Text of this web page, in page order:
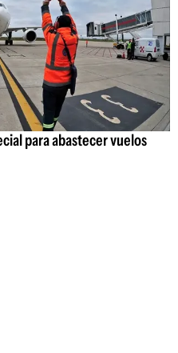
para abastecer vuelos